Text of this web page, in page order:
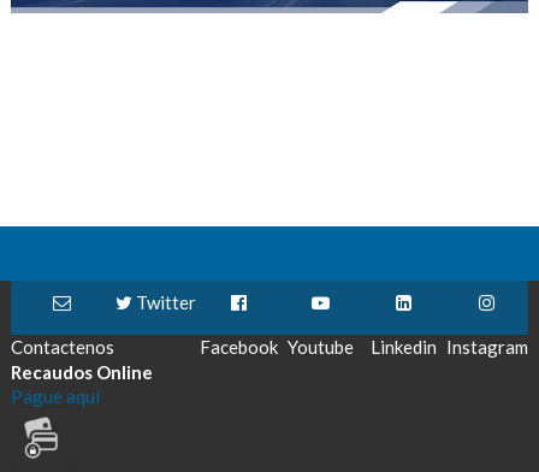
Contactenos
Twitter
Facebook Youtube Linkedin Instagram
Recaudos Online
Pague aquí